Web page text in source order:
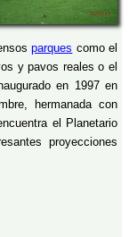
parques como el
y pavos reales o el
en 1997 en
hermanada con
el Planetario
proyecciones